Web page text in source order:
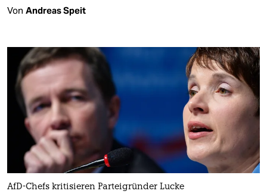
Von Andreas Speit
AfD-Chefs kritisieren Parteigründer Lucke